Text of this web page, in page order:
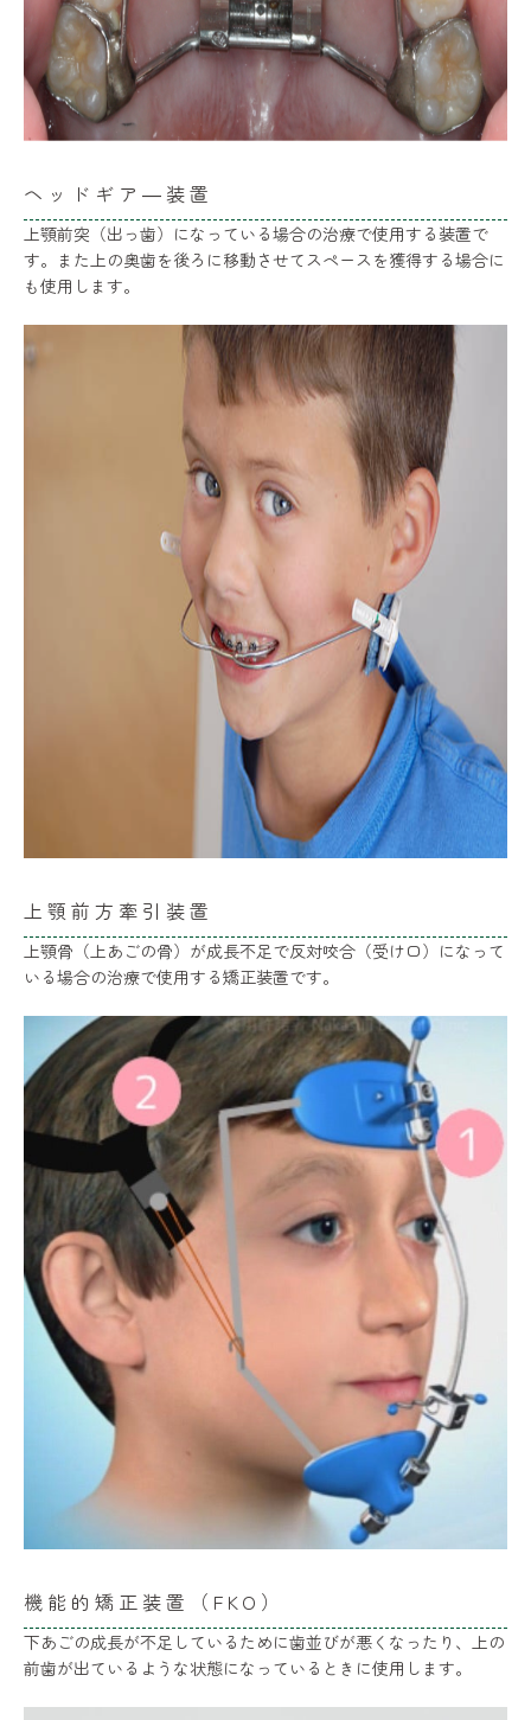
ヘッドギア―装置
上顎前突（出っ歯）になっている場合の治療で使用する装置で
す。また上の奥歯を後ろに移動させてスペースを獲得する場合に
も使用します。
上顎前方牽引装置
上顎骨（上あごの骨）が成長不足で反対咬合（受け口）になって
いる場合の治療で使用する矯正装置です。
機能的矯正装置（FKO）
下あごの成長が不足しているために歯並びが悪くなったり、上の
前歯が出ているような状態になっているときに使用します。